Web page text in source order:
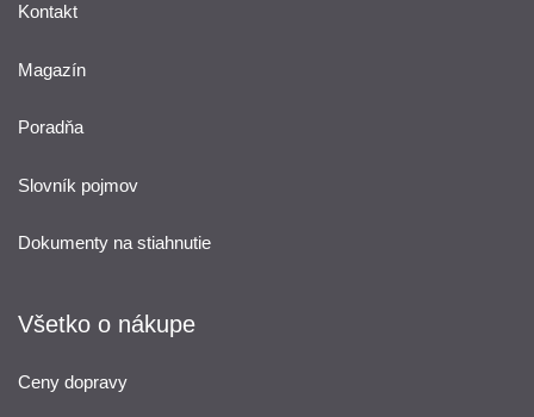
Kontakt
Magazín
Poradňa
Slovník pojmov
Dokumenty na stiahnutie
Všetko o nákupe
Ceny dopravy